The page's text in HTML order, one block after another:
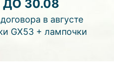
потолка
(смотреть видео)
30.08
в августе
GX53 + лампочки